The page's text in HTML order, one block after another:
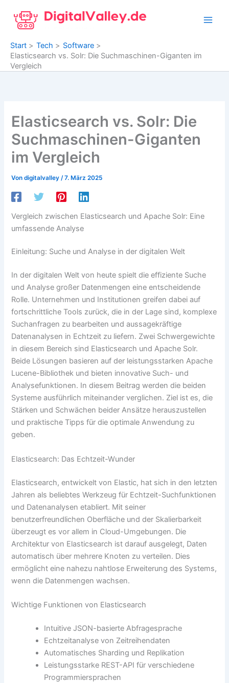
Inhalt
springen
Start
Tech
Software
Elasticsearch vs. Solr: Die Suchmaschinen-Giganten im
Vergleich
Elasticsearch vs. Solr: Die
Suchmaschinen-Giganten
im Vergleich
Vondigitalvalley/7. März 2025
Vergleich zwischen Elasticsearch und Apache Solr: Eine
umfassende Analyse
Einleitung: Suche und Analyse in der digitalen Welt
In der digitalen Welt von heute spielt die effiziente Suche
und Analyse großer Datenmengen eine entscheidende
Rolle. Unternehmen und Institutionen greifen dabei auf
fortschrittliche Tools zurück, die in der Lage sind, komplexe
Suchanfragen zu bearbeiten und aussagekräftige
Datenanalysen in Echtzeit zu liefern. Zwei Schwergewichte
in diesem Bereich sind Elasticsearch und Apache Solr.
Beide Lösungen basieren auf der leistungsstarken Apache
Lucene-Bibliothek und bieten innovative Such- und
Analysefunktionen. In diesem Beitrag werden die beiden
Systeme ausführlich miteinander verglichen. Ziel ist es, die
Stärken und Schwächen beider Ansätze herauszustellen
und praktische Tipps für die optimale Anwendung zu
geben.
Elasticsearch: Das Echtzeit-Wunder
Elasticsearch, entwickelt von Elastic, hat sich in den letzten
Jahren als beliebtes Werkzeug für Echtzeit-Suchfunktionen
und Datenanalysen etabliert. Mit seiner
benutzerfreundlichen Oberfläche und der Skalierbarkeit
überzeugt es vor allem in Cloud-Umgebungen. Die
Architektur von Elasticsearch ist darauf ausgelegt, Daten
automatisch über mehrere Knoten zu verteilen. Dies
ermöglicht eine nahezu nahtlose Erweiterung des Systems,
wenn die Datenmengen wachsen.
Wichtige Funktionen von Elasticsearch
Intuitive JSON-basierte Abfragesprache
Echtzeitanalyse von Zeitreihendaten
Automatisches Sharding und Replikation
Leistungsstarke REST-API für verschiedene
Programmiersprachen